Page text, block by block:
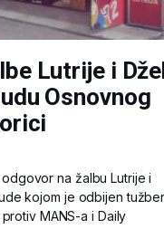
Lutrije i
Osnovnog
na žalbu Lutrije i
kojom je odbijen
MANS-a i Daily